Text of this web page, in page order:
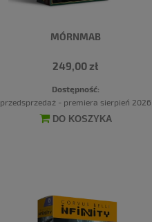
MÓRNMAB
249,00 zł
Dostępność:
przedsprzedaż - premiera sierpień 2026
DO KOSZYKA